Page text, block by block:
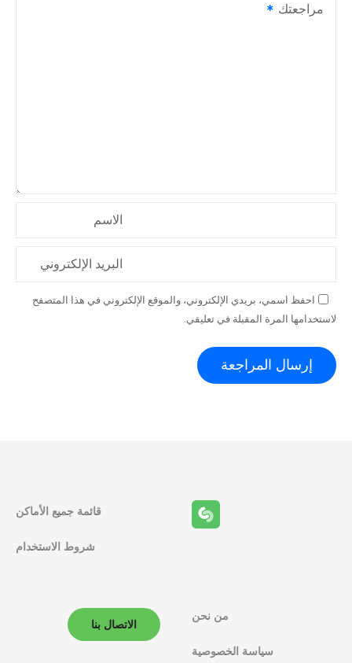
مراجعتك
الاسم
البريد الإلكتروني
احفظ اسمي، بريدي الإلكتروني، والموقع الإلكتروني في هذا المتصفح
لاستخدامها المرة المقبلة في تعليقي.
قائمة جميع الأماكن
شروط الاستخدام
من نحن
سياسة الخصوصية
الاتصال بنا